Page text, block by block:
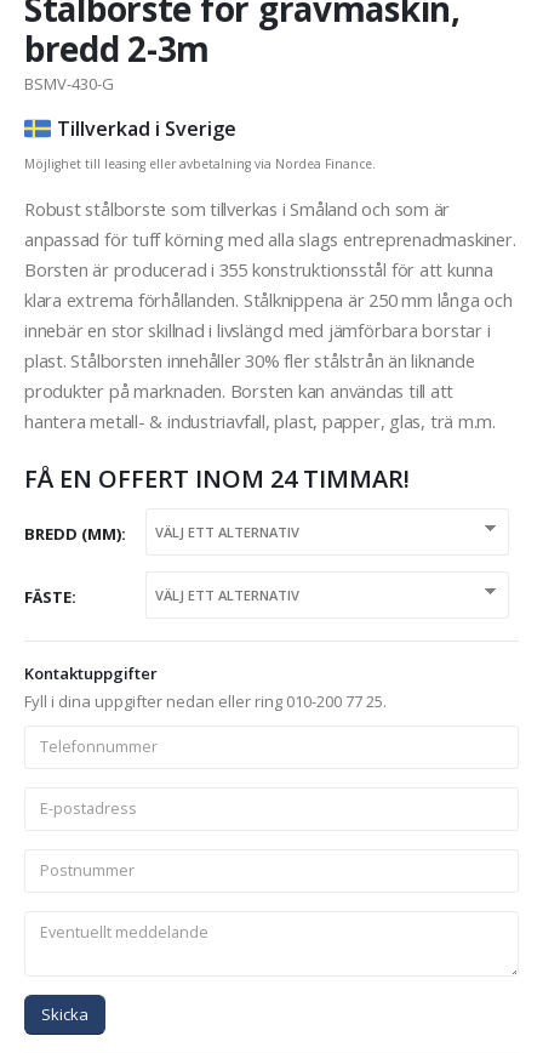
bredd 2-3m
BSMV-430-G
Tillverkad i Sverige
Möjlighet till leasing eller avbetalning via Nordea Finance.
Robust stålborste som tillverkas i Småland och som är
anpassad för tuff körning med alla slags entreprenadmaskiner.
Borsten är producerad i 355 konstruktionsstål för att kunna
klara extrema förhållanden. Stålknippena är 250 mm långa och
innebär en stor skillnad i livslängd med jämförbara borstar i
plast. Stålborsten innehåller 30% fler stålstrån än liknande
produkter på marknaden. Borsten kan användas till att
hantera metall- & industriavfall, plast, papper, glas, trä m.m.
FÅ EN OFFERT INOM 24 TIMMAR!
BREDD (MM)
FÄSTE
Kontaktuppgifter
Fyll i dina uppgifter nedan eller ring 010-200 77 25.
Skicka